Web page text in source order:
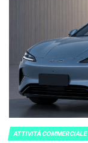
POSTED
ATTIVITÀ COMMERCIALE